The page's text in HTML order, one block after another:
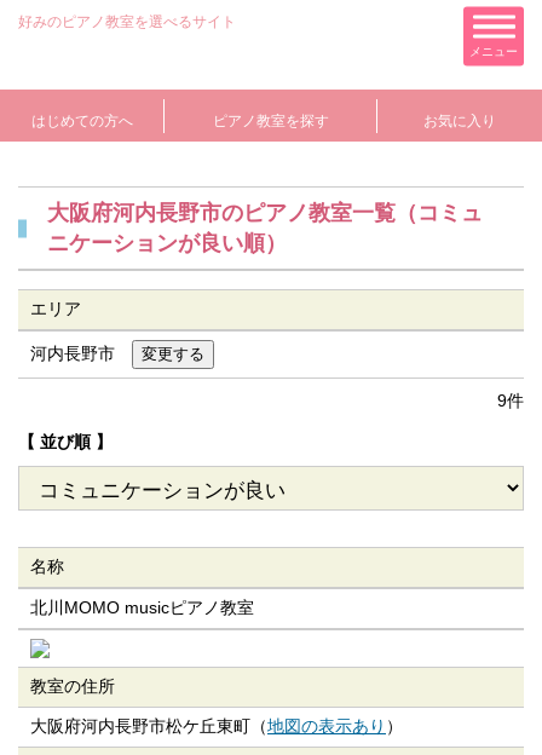
好みのピアノ教室を選べるサイト
メニュー
はじめての方へ ピアノ教室を探す お気に入り
大阪府河内長野市のピアノ教室一覧（コミュ
ニケーションが良い順）
エリア
河内長野市
9件
【 並び順 】
名称
北川MOMO musicピアノ教室
教室の住所
大阪府河内長野市松ケ丘東町（地図の表示あり ）